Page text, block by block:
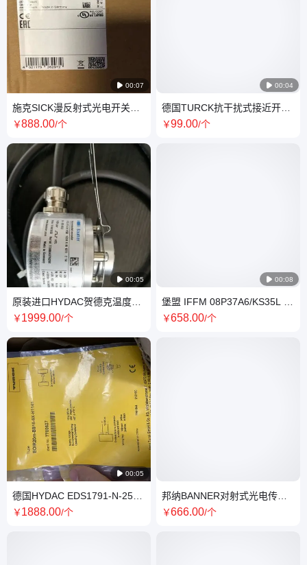
 00:07
施克SICK漫反射式光电开关
6020767 WL260-S270原装进
￥888.00/个
 00:05
原装进口HYDAC贺德克温度传
感器开关HDA4840-A-500-
￥1999.00/个
 00:05
德国HYDAC EDS1791-N-250-
000温度传感器 高灵敏度快速
￥1888.00/个
 00:04
德国TURCK抗干扰式接近开关
BI25-G47SR-FZ3X2现货
￥99.00/个
 00:08
堡盟 IFFM 08P37A6/KS35L 接
近传感器 开关 全新原装 正品现
￥658.00/个
邦纳BANNER对射式光电传感
器QS18VP6LV全新现货
￥666.00/个